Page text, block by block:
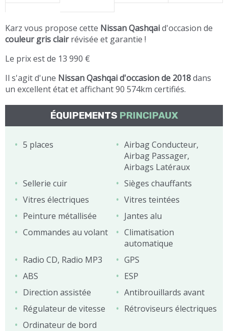
Karz vous propose cette Nissan Qashqaid'occasion de
couleur gris clairrévisée et garantie !
Le prix est de 13 990 €
Il s'agit d'une Nissan Qashqai d'occasion de 2018dans
un excellent état et affichant 90 574km certifiés.
ÉQUIPEMENTS PRINCIPAUX
5 places
Airbag Conducteur,
Airbag Passager,
Airbags Latéraux
Sellerie cuir
Sièges chauffants
Vitres électriques
Vitres teintées
Peinture métallisée
Jantes alu
Commandes au volant
Climatisation
automatique
Radio CD, Radio MP3
GPS
ABS
ESP
Direction assistée
Antibrouillards avant
Régulateur de vitesse
Rétroviseurs électriques
Ordinateur de bord